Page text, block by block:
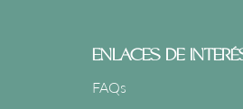
ENLACES DE
FAQs